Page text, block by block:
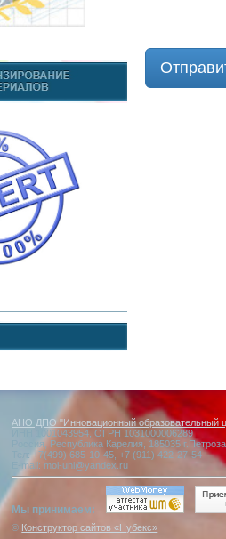
АНО ДПО "Инновационный образовательный
ИНН 1001043954, ОГРН 1031000006289
Россия, Республика Карелия, 185035
Тел: +7(499) 685-10-45, +7 (911) 422-27-54
E-mail: moi-uni@yandex.ru
Мы принимаем:
© Конструктор сайтов «Нубекс»